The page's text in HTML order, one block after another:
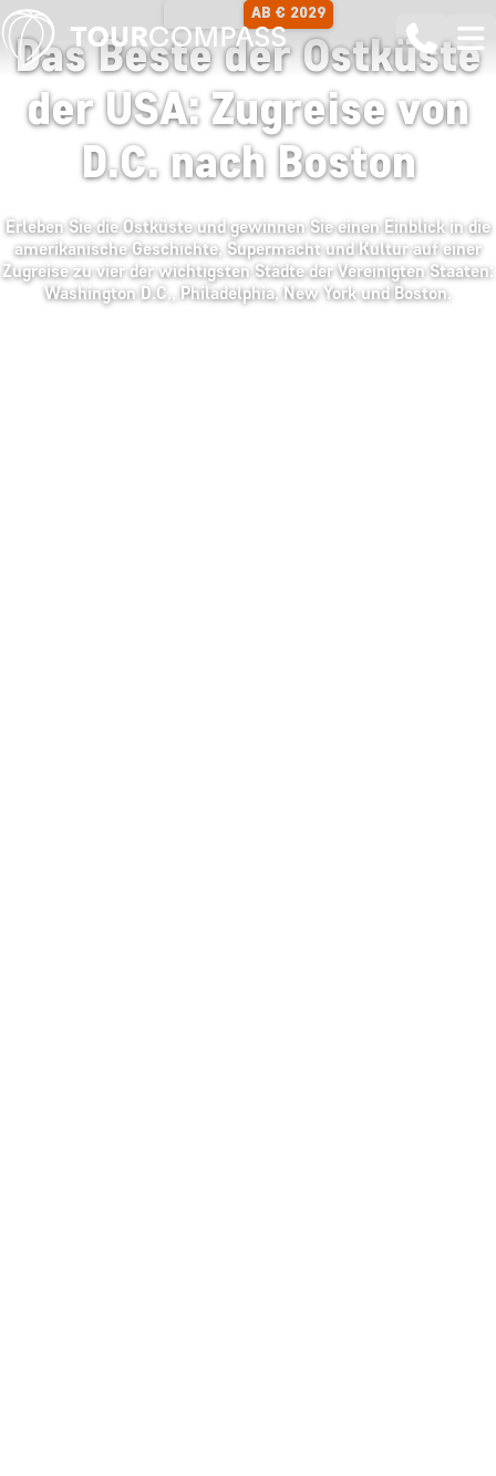
AB € 2029
Das Beste der Ostküste
der USA: Zugreise von
D.C. nach Boston
Erleben Sie die Ostküste und gewinnen Sie einen Einblick in die
amerikanische Geschichte, Supermacht und Kultur auf einer
Zugreise zu vier der wichtigsten Städte der Vereinigten Staaten:
Washington D.C., Philadelphia, New York und Boston.